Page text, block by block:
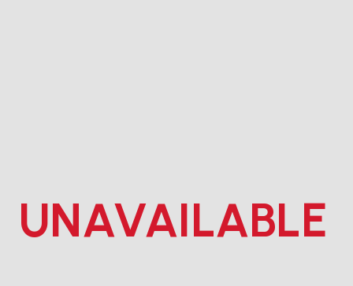
UNAVAILABLE
Unesi svoju imejl adresu.